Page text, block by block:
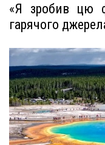
«Я зробив цю
гарячого